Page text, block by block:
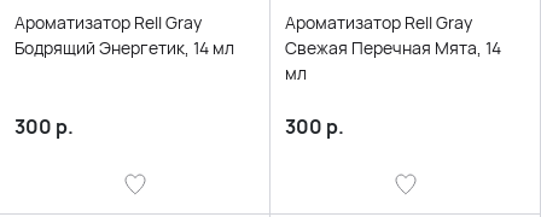
Ароматизатор Rell Gray
Бодрящий Энергетик, 14 мл
300 р.
Ароматизатор Rell Gray
Свежая Перечная Мята, 14
мл
300 р.